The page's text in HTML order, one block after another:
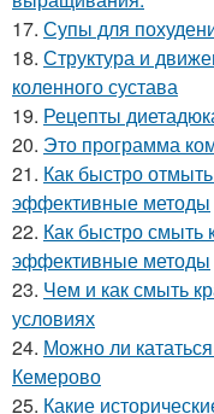
17. Супы для
18. Структура и
коленного сустава
19. Рецепты
20. Это программа
21. Как быстро
эффективные методы
22. Как быстро смыть
эффективные методы
23. Чем и как смыть
условиях
24. Можно ли
Кемерово
25. Какие